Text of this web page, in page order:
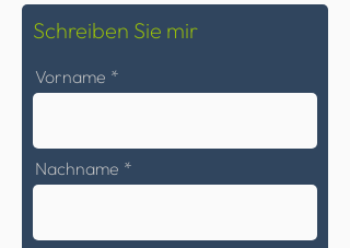
Schreiben Sie mir
Vorname
Nachname